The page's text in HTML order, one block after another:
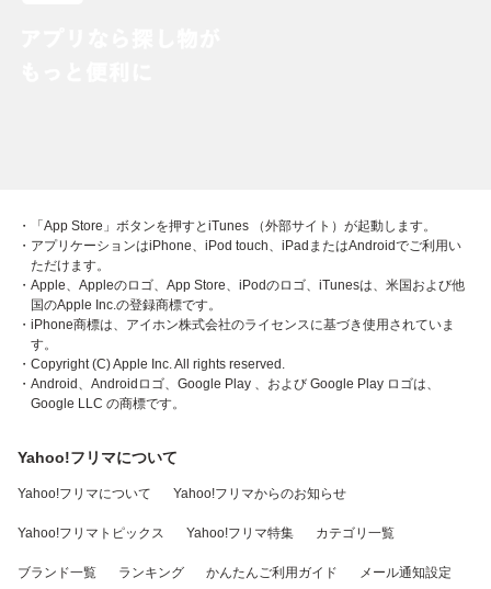
・「App Store」ボタンを押すとiTunes （外部サイト）が起動します。
・アプリケーションはiPhone、iPod touch、iPadまたはAndroidでご利用い
ただけます。
・Apple、Appleのロゴ、App Store、iPodのロゴ、iTunesは、米国および他
国のApple Inc.の登録商標です。
・iPhone商標は、アイホン株式会社のライセンスに基づき使用されていま
す。
・Copyright (C) Apple Inc. All rights reserved.
・Android、Androidロゴ、Google Play 、および Google Play ロゴは、
Google LLC の商標です。
Yahoo!フリマについて
Yahoo!フリマについて Yahoo!フリマからのお知らせ
Yahoo!フリマトピックス Yahoo!フリマ特集 カテゴリ一覧
ブランド一覧 ランキング かんたんご利用ガイド メール通知設定